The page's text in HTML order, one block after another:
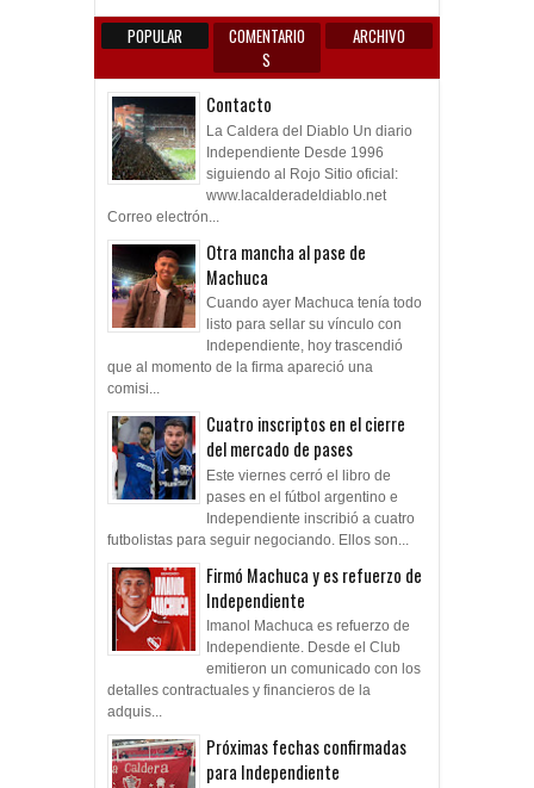
POPULAR
COMENTARIO
S
ARCHIVO
Contacto
La Caldera del Diablo Un diario
Independiente Desde 1996
siguiendo al Rojo Sitio oficial:
www.lacalderadeldiablo.net
Correo electrón...
Otra mancha al pase de
Machuca
Cuando ayer Machuca tenía todo
listo para sellar su vínculo con
Independiente, hoy trascendió
que al momento de la firma apareció una
comisi...
Cuatro inscriptos en el cierre
del mercado de pases
Este viernes cerró el libro de
pases en el fútbol argentino e
Independiente inscribió a cuatro
futbolistas para seguir negociando. Ellos son...
Firmó Machuca y es refuerzo de
Independiente
Imanol Machuca es refuerzo de
Independiente. Desde el Club
emitieron un comunicado con los
detalles contractuales y financieros de la
adquis...
Próximas fechas confirmadas
para Independiente